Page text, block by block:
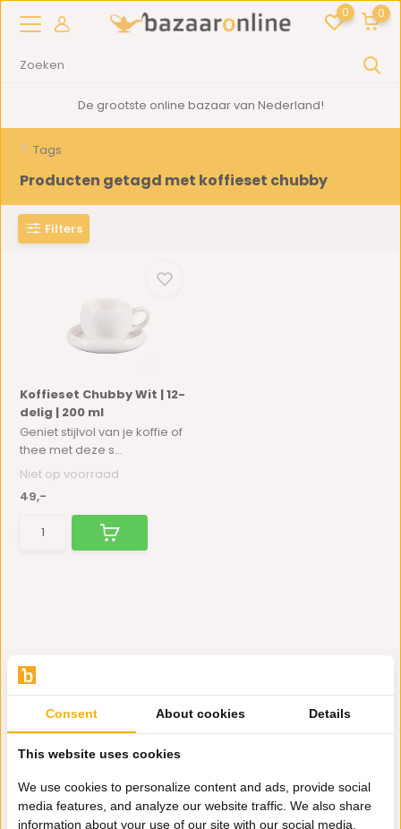
0 0
De grootste online bazaar van Nederland!
Tags
Producten getagd met koffieset chubby
Filters
Koffieset Chubby Wit | 12-
delig | 200 ml
Geniet stijlvol van je koffie of
thee met deze s...
Niet op voorraad
49,-
Hulp nodig?
Wij zitten voor je klaar.
Whatsapp ons
Consent About cookies Details
This website uses cookies
We use cookies to personalize content and ads, provide social
media features, and analyze our website traffic. We also share
information about your use of our site with our social media,